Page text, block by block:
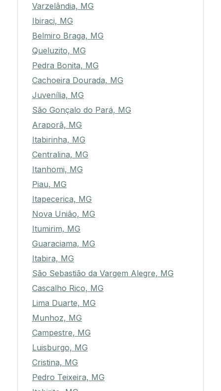
Varzelândia, MG
Ibiraci, MG
Belmiro Braga, MG
Queluzito, MG
Pedra Bonita, MG
Cachoeira Dourada, MG
Juvenília, MG
São Gonçalo do Pará, MG
Araporã, MG
Itabirinha, MG
Centralina, MG
Itanhomi, MG
Piau, MG
Itapecerica, MG
Nova União, MG
Itumirim, MG
Guaraciama, MG
Itabira, MG
São Sebastião da Vargem Alegre, MG
Cascalho Rico, MG
Lima Duarte, MG
Munhoz, MG
Campestre, MG
Luisburgo, MG
Cristina, MG
Pedro Teixeira, MG